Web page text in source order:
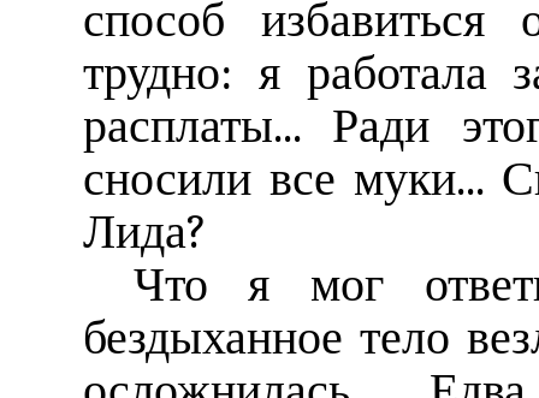
способ
трудно: я работала
расплаты... Ради
сносили все муки...
Лида?
Что я мог
бездыханное тело